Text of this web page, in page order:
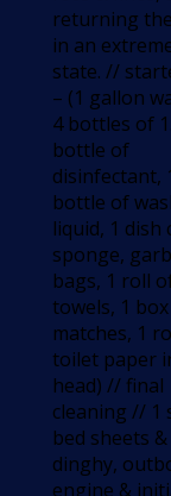
returning
in an
state. //
– (1 gallon
4 bottles of
bottle of
disinfectant,
bottle of
liquid, 1 dish
sponge,
bags, 1 roll
towels, 1
matches, 1
toilet paper
head) // final
cleaning // 1
bed sheets
dinghy,
engine &